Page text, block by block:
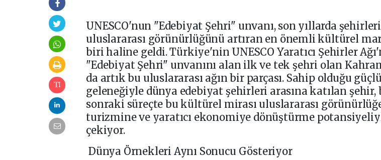
UNESCO'nun "Edebiyat Şehri" unvanı, son yıllarda
uluslararası görünürlüğünü artıran en önemli kültürel
biri haline geldi. Türkiye'nin UNESCO Yaratıcı Şehirler
"Edebiyat Şehri" unvanını alan ilk ve tek şehri olan
da artık bu uluslararası ağın bir parçası. Sahip olduğu
geleneğiyle dünya edebiyat şehirleri arasına katılan şehir,
sonraki süreçte bu kültürel mirası uluslararası
turizmine ve yaratıcı ekonomiye dönüştürme
çekiyor.
Dünya Örnekleri Aynı Sonucu Gösteriyor